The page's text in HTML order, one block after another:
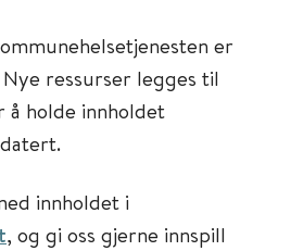
er
ressurser legges til
holde innholdet
innholdet i
, og gi oss gjerne innspill